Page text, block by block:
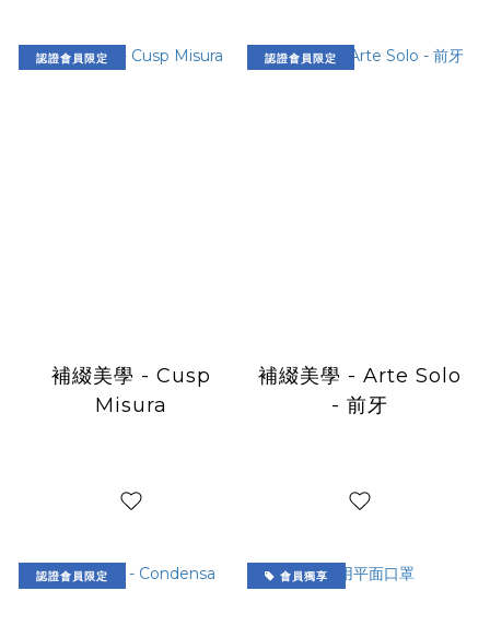
認證會員限定
補綴美學 - Cusp
Misura
認證會員限定
補綴美學 - Arte Solo
- 前牙
認證會員限定 會員獨享